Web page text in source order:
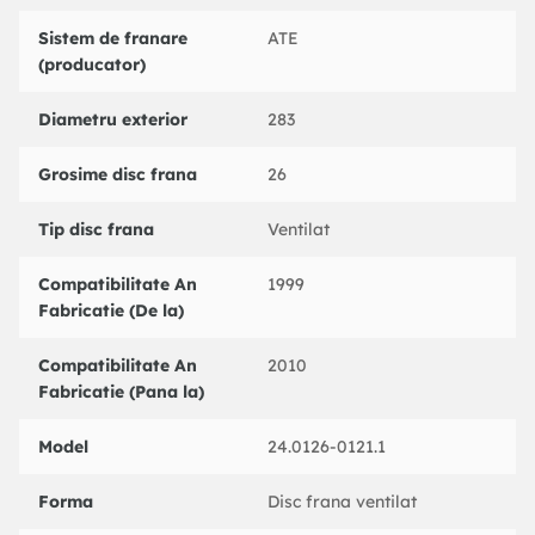
BOSCH : 0986479193
BOSCH : 0986478732
BREMBO : 09830310
CAR : 142537
CIFAM : 800563
DELPHI : BG3682
FEBI BILSTEIN : 22921
FERODO : DDF1132
FERODO : DDF11321
FTE : BS5319
GRAF : DF29794
Sistem de franare
(producator)
ATE
Diametru exterior 283
Grosime disc frana 26
Tip disc frana Ventilat
Compatibilitate An
Fabricatie (De la)
1999
Compatibilitate An
Fabricatie (Pana la)
2010
Model 24.0126-0121.1
Forma Disc frana ventilat